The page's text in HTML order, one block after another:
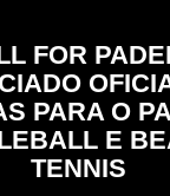
FOR
PARA O
E
TENNIS